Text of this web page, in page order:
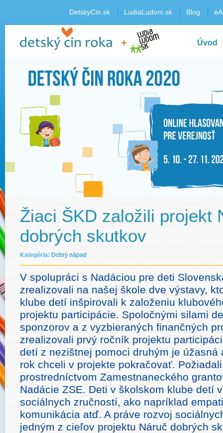
DetskyCin.sk LudiaLudom.sk Blog
Úvod
Žiaci ŠKD založili projekt
dobrých skutkov
Kategória: Dobrý nápad
V spolupráci s Nadáciou pre deti
zrealizovali na našej škole dve výstavy,
klube detí inšpirovali k založeniu
projektu participácie. Spoločnými silami
sponzorov a z vyzbieraných finančných
zrealizovali prvý ročník projektu
detí z nezištnej pomoci druhým je úžasná
rok chceli v projekte pokračovať.
prostredníctvom Zamestnaneckého
Nadácie ZSE. Deti v školskom klube detí
sociálnych zručností, ako napríklad
komunikácia atď. A práve rozvoj
jedným z cieľov projektu Náruč dobrých